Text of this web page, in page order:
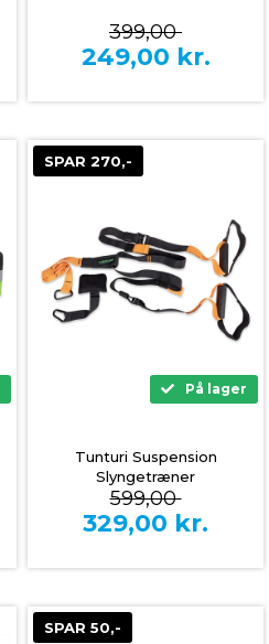
399,00
249,00 kr.
SPAR 270,-
På lager
Tunturi Suspension
Slyngetræner
599,00
329,00 kr.
SPAR 50,-